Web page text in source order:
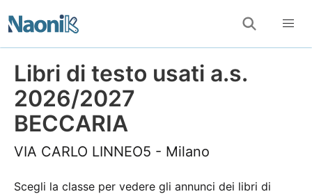
Libri di testo usati a.s.
2026/2027
BECCARIA
VIA CARLO LINNEO5 - Milano
Scegli la classe per vedere gli annunci dei libri di